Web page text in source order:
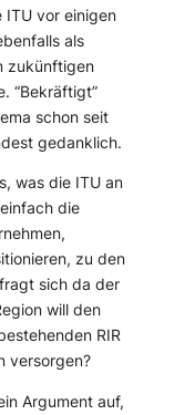
ITU vor einigen
als
zukünftigen
“Bekräftigt”
schon seit
gedanklich.
was die ITU an
die
zu den
sich da der
will den
RIR
versorgen?
Argument auf,